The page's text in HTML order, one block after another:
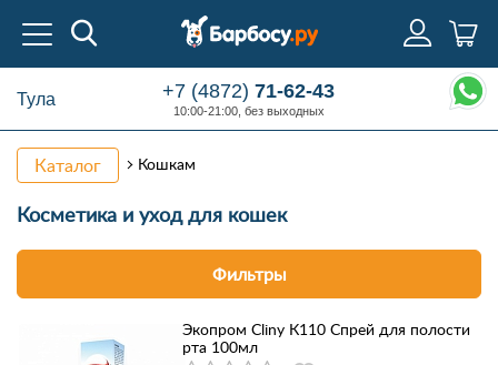
Тула +7 (4872)71-62-43
10:00-21:00, без выходных
Каталог Кошкам
Косметика и уход для кошек
Фильтры
Экопром Cliny К110 Спрей для полости
рта 100мл